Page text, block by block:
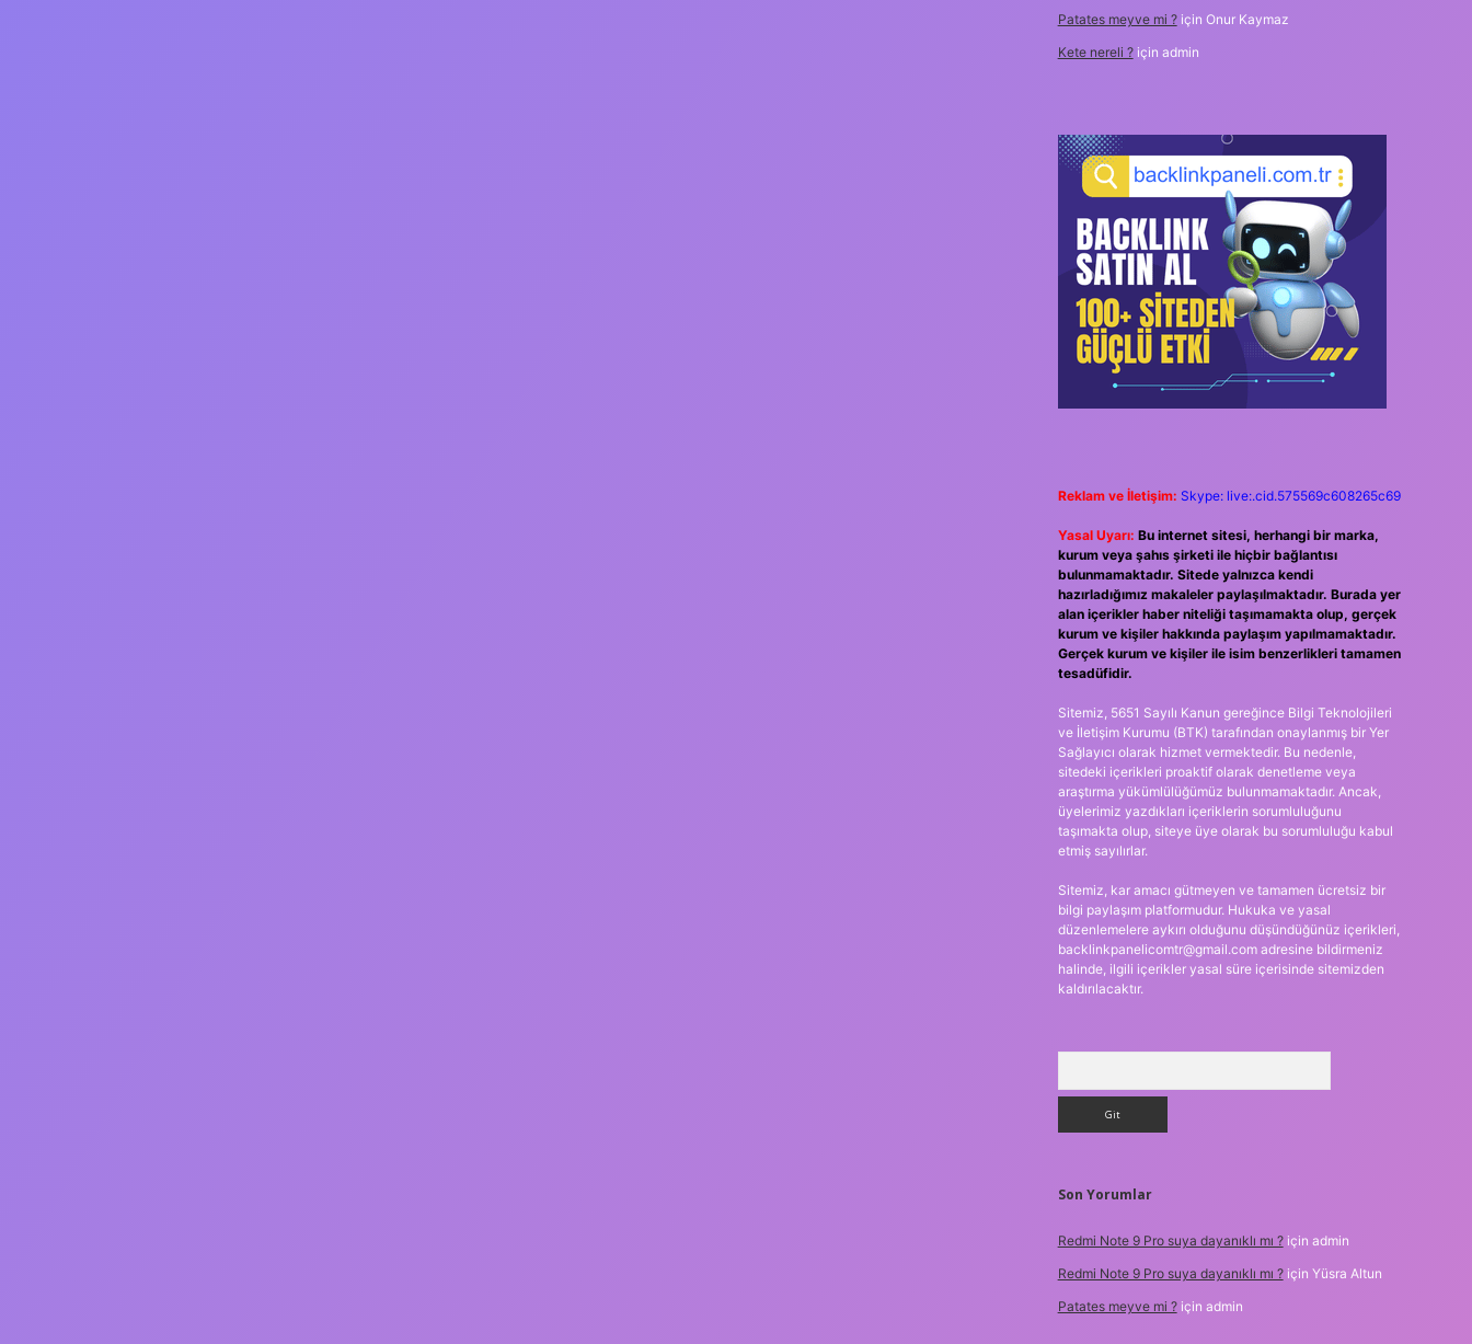
Patates meyve mi ?için Onur Kaymaz
Kete nereli ?için admin
Reklam ve İletişim: Skype: live:.cid.575569c608265c69
Yasal Uyarı: Bu internet sitesi, herhangi bir marka,
kurum veya şahıs şirketi ile hiçbir bağlantısı
bulunmamaktadır. Sitede yalnızca kendi
hazırladığımız makaleler paylaşılmaktadır. Burada yer
alan içerikler haber niteliği taşımamakta olup, gerçek
kurum ve kişiler hakkında paylaşım yapılmamaktadır.
Gerçek kurum ve kişiler ile isim benzerlikleri tamamen
tesadüfidir.
Sitemiz, 5651 Sayılı Kanun gereğince Bilgi Teknolojileri
ve İletişim Kurumu (BTK) tarafından onaylanmış bir Yer
Sağlayıcı olarak hizmet vermektedir. Bu nedenle,
sitedeki içerikleri proaktif olarak denetleme veya
araştırma yükümlülüğümüz bulunmamaktadır. Ancak,
üyelerimiz yazdıkları içeriklerin sorumluluğunu
taşımakta olup, siteye üye olarak bu sorumluluğu kabul
etmiş sayılırlar.
Sitemiz, kar amacı gütmeyen ve tamamen ücretsiz bir
bilgi paylaşım platformudur. Hukuka ve yasal
düzenlemelere aykırı olduğunu düşündüğünüz içerikleri,
backlinkpanelicomtr@gmail.comadresine bildirmeniz
halinde, ilgili içerikler yasal süre içerisinde sitemizden
kaldırılacaktır.
Son Yorumlar
Redmi Note 9 Pro suya dayanıklı mı ?için admin
Redmi Note 9 Pro suya dayanıklı mı ?için Yüsra Altun
Patates meyve mi ?için admin